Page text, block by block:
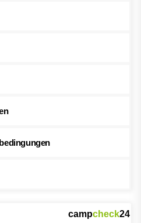
campcheck24